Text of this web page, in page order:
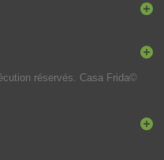
réservés. Casa Frida©